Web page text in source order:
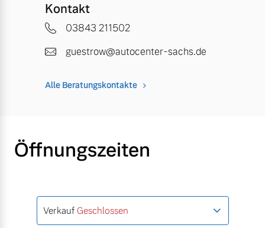
Kontakt
03843 211502
guestrow@autocenter-sachs.de
Alle Beratungskontakte
Öffnungszeiten
Verkauf Geschlossen